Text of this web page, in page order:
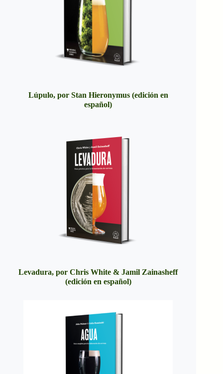
Lúpulo, por Stan Hieronymus (edición en
español)
Levadura, por Chris White & Jamil Zainasheff
(edición en español)